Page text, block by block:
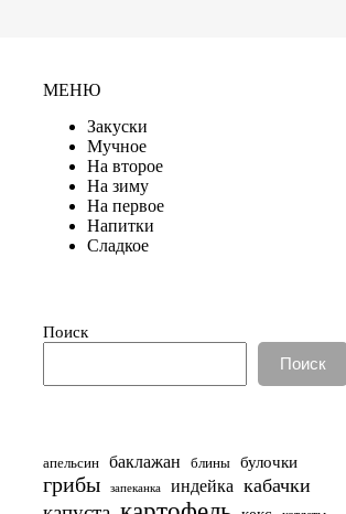
МЕНЮ
Закуски
Мучное
На второе
На зиму
На первое
Напитки
Сладкое
Поиск
Поиск
апельсин баклажан блины булочки
грибы запеканка индейка кабачки